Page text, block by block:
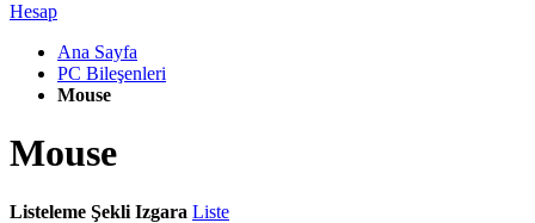
Hesap
Ana Sayfa
PC Bileşenleri
Mouse
Mouse
Listeleme Şekli Izgara Liste